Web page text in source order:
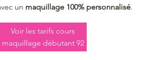
un maquillage 100% personnalisé.
Voir les tarifs cours
maquillage débutant 92